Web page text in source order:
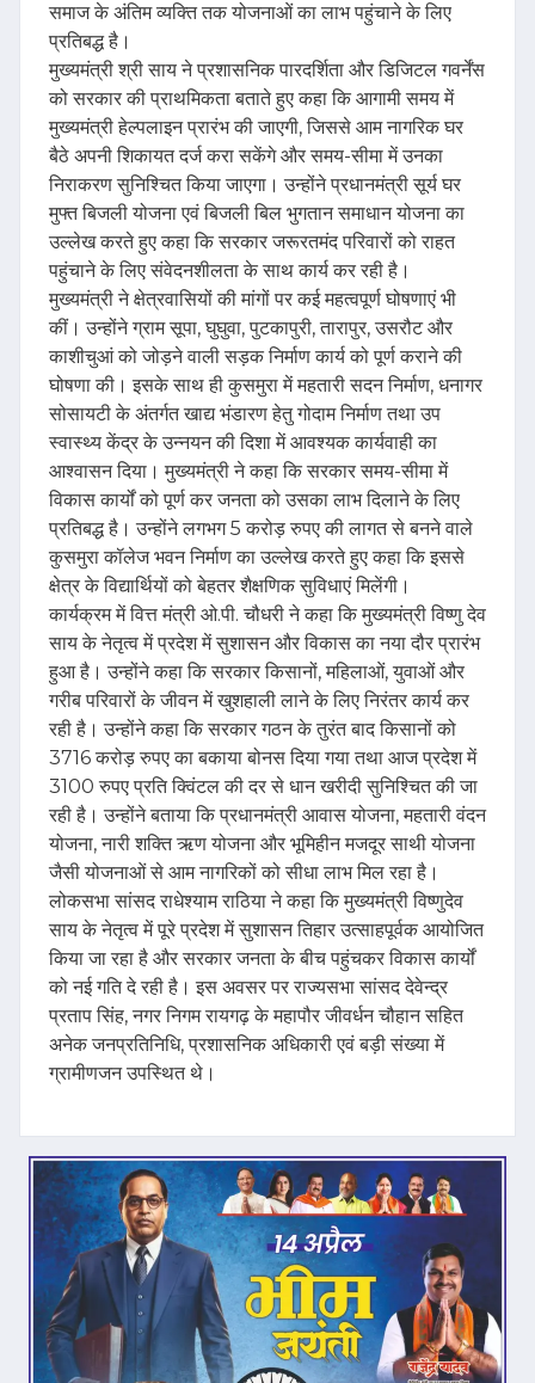
समाज के अंतिम व्यक्ति तक योजनाओं का लाभ पहुंचाने के लिए
प्रतिबद्ध है।
मुख्यमंत्री श्री साय ने प्रशासनिक पारदर्शिता और डिजिटल गवर्नेंस
को सरकार की प्राथमिकता बताते हुए कहा कि आगामी समय में
मुख्यमंत्री हेल्पलाइन प्रारंभ की जाएगी, जिससे आम नागरिक घर
बैठे अपनी शिकायत दर्ज करा सकेंगे और समय-सीमा में उनका
निराकरण सुनिश्चित किया जाएगा। उन्होंने प्रधानमंत्री सूर्य घर
मुफ्त बिजली योजना एवं बिजली बिल भुगतान समाधान योजना का
उल्लेख करते हुए कहा कि सरकार जरूरतमंद परिवारों को राहत
पहुंचाने के लिए संवेदनशीलता के साथ कार्य कर रही है।
मुख्यमंत्री ने क्षेत्रवासियों की मांगों पर कई महत्वपूर्ण घोषणाएं भी
कीं। उन्होंने ग्राम सूपा, घुघुवा, पुटकापुरी, तारापुर, उसरौट और
काशीचुआं को जोड़ने वाली सड़क निर्माण कार्य को पूर्ण कराने की
घोषणा की। इसके साथ ही कुसमुरा में महतारी सदन निर्माण, धनागर
सोसायटी के अंतर्गत खाद्य भंडारण हेतु गोदाम निर्माण तथा उप
स्वास्थ्य केंद्र के उन्नयन की दिशा में आवश्यक कार्यवाही का
आश्वासन दिया। मुख्यमंत्री ने कहा कि सरकार समय-सीमा में
विकास कार्यों को पूर्ण कर जनता को उसका लाभ दिलाने के लिए
प्रतिबद्ध है। उन्होंने लगभग 5 करोड़ रुपए की लागत से बनने वाले
कुसमुरा कॉलेज भवन निर्माण का उल्लेख करते हुए कहा कि इससे
क्षेत्र के विद्यार्थियों को बेहतर शैक्षणिक सुविधाएं मिलेंगी।
कार्यक्रम में वित्त मंत्री ओ.पी. चौधरी ने कहा कि मुख्यमंत्री विष्णु देव
साय के नेतृत्व में प्रदेश में सुशासन और विकास का नया दौर प्रारंभ
हुआ है। उन्होंने कहा कि सरकार किसानों, महिलाओं, युवाओं और
गरीब परिवारों के जीवन में खुशहाली लाने के लिए निरंतर कार्य कर
रही है। उन्होंने कहा कि सरकार गठन के तुरंत बाद किसानों को
3716 करोड़ रुपए का बकाया बोनस दिया गया तथा आज प्रदेश में
3100 रुपए प्रति क्विंटल की दर से धान खरीदी सुनिश्चित की जा
रही है। उन्होंने बताया कि प्रधानमंत्री आवास योजना, महतारी वंदन
योजना, नारी शक्ति ऋण योजना और भूमिहीन मजदूर साथी योजना
जैसी योजनाओं से आम नागरिकों को सीधा लाभ मिल रहा है।
लोकसभा सांसद राधेश्याम राठिया ने कहा कि मुख्यमंत्री विष्णुदेव
साय के नेतृत्व में पूरे प्रदेश में सुशासन तिहार उत्साहपूर्वक आयोजित
किया जा रहा है और सरकार जनता के बीच पहुंचकर विकास कार्यों
को नई गति दे रही है। इस अवसर पर राज्यसभा सांसद देवेन्द्र
प्रताप सिंह, नगर निगम रायगढ़ के महापौर जीवर्धन चौहान सहित
अनेक जनप्रतिनिधि, प्रशासनिक अधिकारी एवं बड़ी संख्या में
ग्रामीणजन उपस्थित थे।